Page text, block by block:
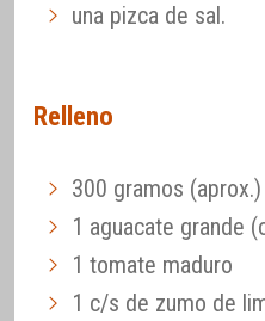
una pizca de sal.
Relleno
300 gramos
1 aguacate grande
1 tomate maduro
1 c/s de zumo de